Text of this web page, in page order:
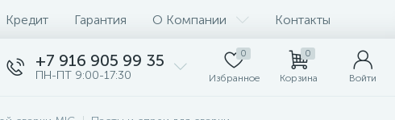
Кредит Гарантия О Компании Контакты
+7 916 905 99 35
ПН-ПТ 9:00-17:30
0
Избранное
0
Корзина Войти